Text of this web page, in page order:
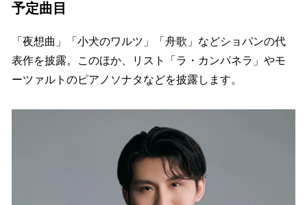
予定曲目
「夜想曲」「小犬のワルツ」「舟歌」などショパンの代
表作を披露。このほか、リスト「ラ・カンパネラ」やモ
ーツァルトのピアノソナタなどを披露します。